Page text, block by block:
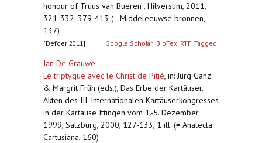
honour of Truus van Bueren , Hilversum, 2011,
321-332, 379-413 (= Middeleeuwse bronnen,
137)
[Defoer 2011] Google Scholar BibTex RTF Tagged
Jan De Grauwe
Le triptyque avec le Christ de Pitié, in: Jürg Ganz
& Margrit Früh (eds.), Das Erbe der Kartäuser.
Akten des III. Internationalen Kartäuserkongresses
in der Kartause Ittingen vom 1.-5. Dezember
1999, Salzburg, 2000, 127-133, 1 ill. (= Analecta
Cartusiana, 160)